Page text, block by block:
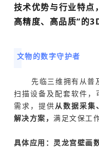
技术优势与行业特点
高精度、高品质“的
文物的数字守护者
先临三维拥有从普
扫描设备及配套软件
需求，提供从数据采集
解决方案，满足文保工
具体应用：灵龙宫壁画